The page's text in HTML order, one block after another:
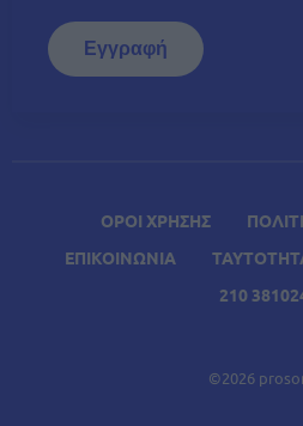
ΟΡΟΙ ΧΡΗΣΗΣ
ΕΠΙΚΟΙΝΩΝΙΑ
210
©2026